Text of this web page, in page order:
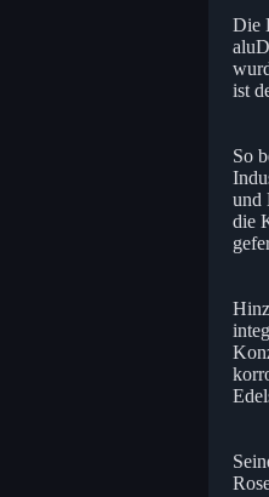
Die
ist
So
und
die